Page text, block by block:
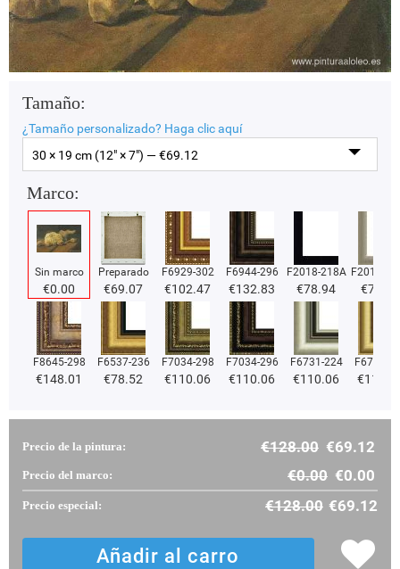
Tamaño:
¿Tamaño personalizado? Haga clic aquí
30 × 19 cm (12" × 7") — €69.12
Marco:
Sin marco
€0.00
Preparado
€69.07
F6929-302
€102.47
F6944-296
€132.83
F2018-218A
€78.94
F2018-
€78.94
F8645-298
€148.01
F6537-236
€78.52
F7034-298
€110.06
F7034-296
€110.06
F6731-224
€110.06
F6731-
€
Precio de la pintura: €128.00 €69.12
Precio del marco: €0.00 €0.00
Precio especial: €128.00 €69.12